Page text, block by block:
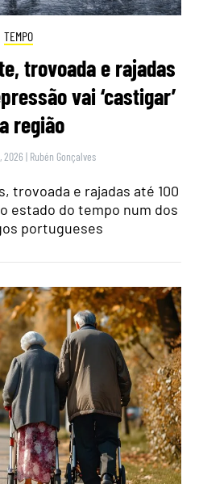
TEMPO
trovoada e rajadas
vai ‘castigar’
região
2026 | Rubén Gonçalves
trovoada e rajadas até 100
estado do tempo num dos
portugueses